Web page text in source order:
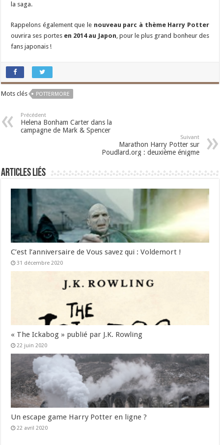
la saga.
Rappelons également que le nouveau parc à thème Harry Potter
ouvrira ses portes en 2014 au Japon, pour le plus grand bonheur des
fans japonais !
Mots clés POTTERMORE
Précédent
Helena Bonham Carter dans la
campagne de Mark & Spencer
Suivant
Marathon Harry Potter sur
Poudlard.org : deuxième énigme
Articles liés
C’est l’anniversaire de Vous savez qui : Voldemort !
31 décembre 2020
« The Ickabog » publié par J.K. Rowling
22 juin 2020
Un escape game Harry Potter en ligne ?
22 avril 2020